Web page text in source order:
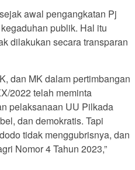
awal pengangkatan Pj
publik. Hal itu
dilakukan secara transparan
dan MK dalam pertimbangan
2022 telah meminta
pelaksanaan UU Pilkada
dan demokratis. Tapi
tidak menggubrisnya, dan
Nomor 4 Tahun 2023,”